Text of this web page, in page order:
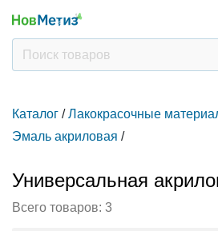
Каталог / Лакокрасочные
Эмаль акриловая /
Универсальная
Всего товаров: 3